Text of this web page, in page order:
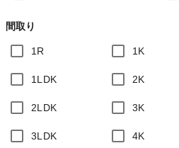
間取り
1R 1K
1LDK 2K
2LDK 3K
3LDK 4K